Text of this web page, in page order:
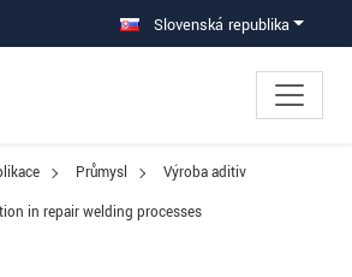
navigáciu Slovenská republika
Průmysl
Výroba aditiv
in repair welding processes